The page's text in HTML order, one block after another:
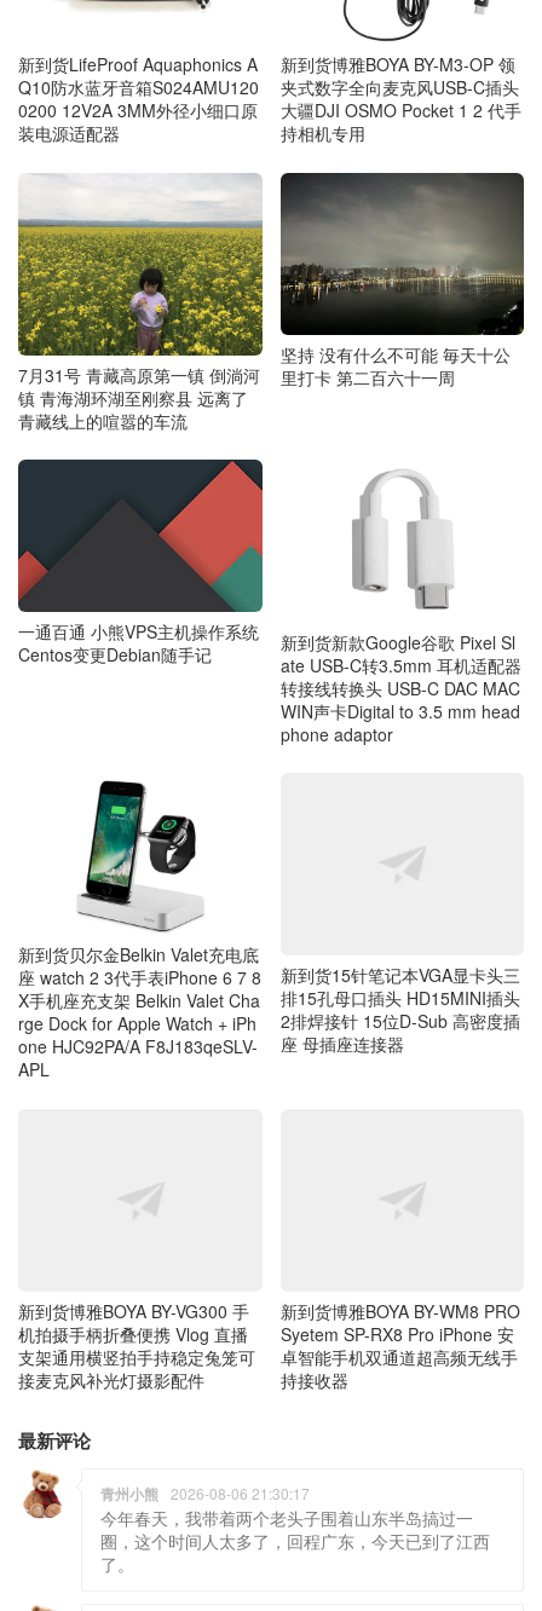
新到货LifeProof Aquaphonics A
Q10防水蓝牙音箱S024AMU120
0200 12V2A 3MM外径小细口原
装电源适配器
新到货博雅BOYA BY-M3-OP 领
夹式数字全向麦克风USB-C插头
大疆DJI OSMO Pocket 1 2 代手
持相机专用
7月31号 青藏高原第一镇 倒淌河
镇 青海湖环湖至刚察县 远离了
青藏线上的喧嚣的车流
坚持 没有什么不可能 毎天十公
里打卡 第二百六十一周
一通百通 小熊VPS主机操作系统
Centos变更Debian随手记
新到货新款Google谷歌 Pixel Sl
ate USB-C转3.5mm 耳机适配器
转接线转换头 USB-C DAC MAC
WIN声卡Digital to 3.5 mm head
phone adaptor
新到货贝尔金Belkin Valet充电底
座 watch 2 3代手表iPhone 6 7 8
X手机座充支架 Belkin Valet Cha
rge Dock for Apple Watch + iPh
one HJC92PA/A F8J183qeSLV-
APL
排15孔母口插头 HD15MINI插头
2排焊接针 15位D-Sub 高密度插
座 母插座连接器
机拍摄手柄折叠便携 Vlog 直播
支架通用横竖拍手持稳定兔笼可
接麦克风补光灯摄影配件
Syetem SP-RX8 Pro iPhone 安
卓智能手机双通道超高频无线手
持接收器
今年春天，我带着两个老头子围着山东半岛搞过一
圈，这个时间人太多了，回程广东，今天已到了江西
了。